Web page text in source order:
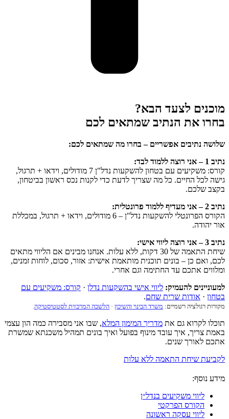
מוכנים לצעד הבא?
בחרו את הנתיב שמתאים לכם
שלושה נתיבים אפשריים – בחרו מה שמתאים לכם:
נתיב 1 – אני רוצה ללמוד לבד:
קורס: משקיעים עם בטחון להשקעות נדל"ן 7 מודולים, וידאו + תרגול,
גישה לכל החיים. כל מה שצריך לדעת כדי לקנות נכס ראשון בביטחון,
בקצב שלכם.
נתיב 2 – אני מעדיף ללמוד פרונטלית:
הקורס הפרונטלי להשקעות נדל"ן – 6 מודולים, וידאו + תרגול, במכללת
אור יהודה.
נתיב 3 – אני רוצה ליווי אישי:
שיחת התאמה של 30 דקות, ללא עלות. אנחנו מבינים אם הליווי מתאים
לכם, ואם כן – בונים תוכנית מותאמת אישית: אזור, סכום, לוחות זמנים,
ומלווים אתכם עד החתימה וגם אחרי.
למעוניינים להעמיק: ליווי אישי בהשקעות נדלן · קורס: משקיעים עם
בטחון · אודות שרית שחם.
מקורות רגולציה רשמיים: משרד הבינוי והשיכון · הלשכה המרכזית לסטטיסטיקה
תוכלו לקרוא גם את מדריך המימון המלא, שבו אני מסבירה כמה הון עצמי
באמת צריך, איך עובד מינוף בפועל ואיך בונים תמהיל משכנתא שמשרת
אתכם לאורך שנים.
לקביעת שיחת התאמה ללא עלות
מידע נוסף:
ליווי משקיעים בנדל״ן
הקורס הפרקטי
ליווי עסקה ראשונה